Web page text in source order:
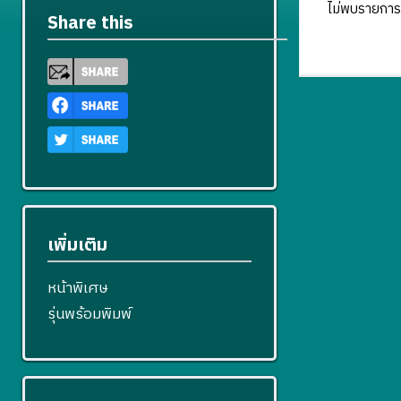
ไม่พบรายกา
Share this
เพิ่มเติม
หน้าพิเศษ
รุ่นพร้อมพิมพ์